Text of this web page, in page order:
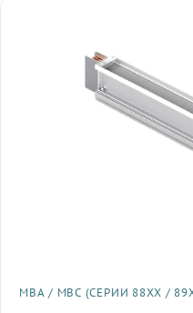
МВА / МВС (СЕРИИ 88XX /